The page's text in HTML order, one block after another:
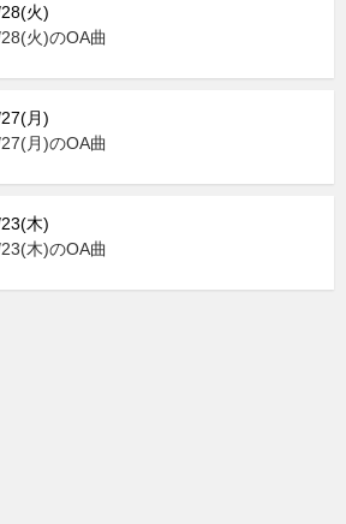
火)
火)のOA曲
月)
月)のOA曲
木)
木)のOA曲